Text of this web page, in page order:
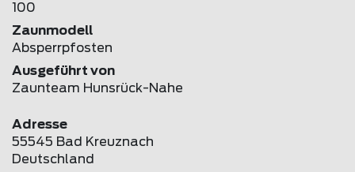
100
Zaunmodell
Absperrpfosten
Ausgeführt von
Zaunteam Hunsrück-Nahe
Adresse
55545 Bad Kreuznach
Deutschland